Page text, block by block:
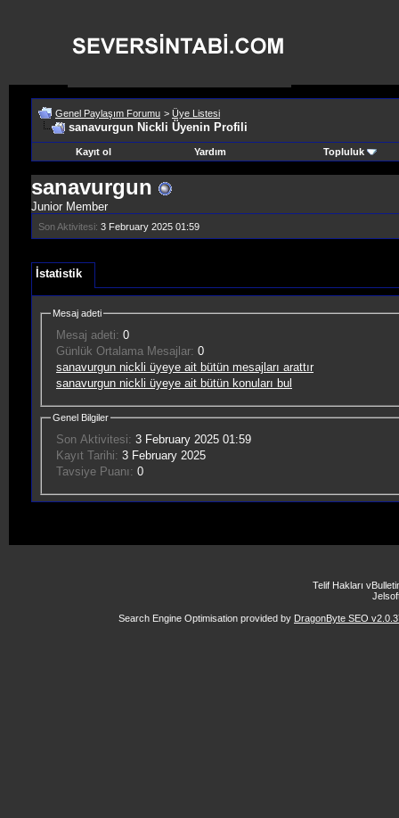
Genel Paylaşım Forumu > Üye Listesi
sanavurgun Nickli Üyenin Profili
Kayıt ol Yardım Topluluk
sanavurgun
Junior Member
Son Aktivitesi: 3 February 2025 01:59
İstatistik
Mesaj adeti
Mesaj adeti: 0
Günlük Ortalama Mesajlar: 0
sanavurgun nickli üyeye ait bütün mesajları arattır
sanavurgun nickli üyeye ait bütün konuları bul
Genel Bilgiler
Son Aktivitesi: 3 February 2025 01:59
Kayıt Tarihi: 3 February 2025
Tavsiye Puanı: 0
Telif Hakları
Search Engine Optimisation provided by DragonByte SEO